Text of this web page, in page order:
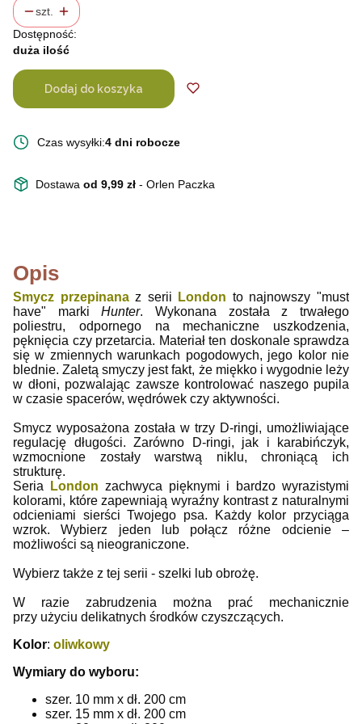
szt.
Dostępność:
duża ilość
Dodaj do koszyka
Czas wysyłki:4 dni robocze
Dostawa od 9,99 zł - Orlen Paczka
Opis
Smycz przepinanaz serii London to najnowszy "must
have" markiHunter. Wykonana została z trwałego
poliestru, odpornego na mechaniczne uszkodzenia,
pęknięcia czy przetarcia. Materiał ten doskonale sprawdza
się w zmiennych warunkach pogodowych, jego kolor nie
blednie. Zaletą smyczy jest fakt, że miękko i wygodnie leży
w dłoni, pozwalając zawsze kontrolować naszego pupila
w czasie spacerów, wędrówek czy aktywności.
Smycz wyposażona została w trzy D-ringi, umożliwiające
regulację długości. Zarówno D-ringi, jak i karabińczyk,
wzmocnione zostały warstwą niklu, chroniącą ich
strukturę.
Seria
London zachwyca pięknymi i bardzo wyrazistymi
kolorami, które zapewniają wyraźny kontrast z naturalnymi
odcieniami sierści Twojego psa. Każdy kolor przyciąga
wzrok. Wybierz jeden lub połącz różne odcienie –
możliwości są nieograniczone.
Wybierz także z tej serii - szelki lub obrożę.
W razie zabrudzenia można prać mechanicznie
przy użyciu delikatnych środków czyszczących.
Kolor: oliwkowy
Wymiary do wyboru:
szer. 10 mm x dł. 200 cm
szer. 15 mm x dł. 200 cm